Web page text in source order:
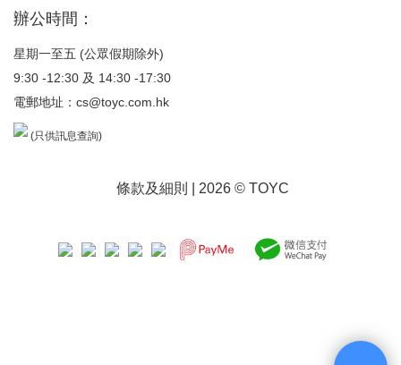
辦公時間：
星期一至五 (公眾假期除外)
9:30 -12:30 及 14:30 -17:30
電郵地址： cs@toyc.com.hk
(只供訊息查詢)
條款及細則 | 2026 © TOYC